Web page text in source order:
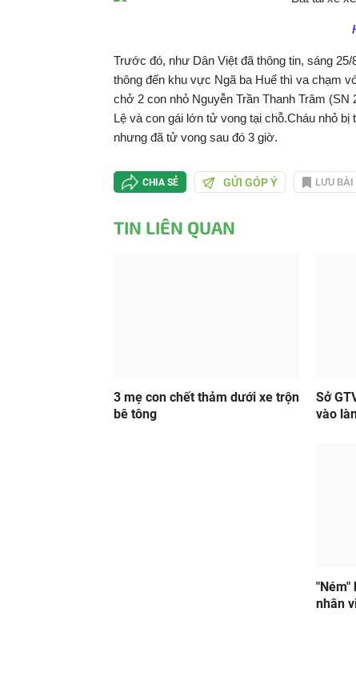
Trước đó, như Dân Việt đã thông tin, sáng
thông đến khu vực Ngã ba Huế thì va chạm
chở 2 con nhỏ Nguyễn Trần Thanh Trâm
Lệ và con gái lớn tử vong tại chỗ.Cháu nhỏ
nhưng đã tử vong sau đó 3 giờ.
CHIA SẺ GỬI GÓP Ý LƯU BÀI
TIN LIÊN QUAN
3 mẹ con chết thảm dưới xe trộn
bê tông
Sở
vào
"Ném"
nhân